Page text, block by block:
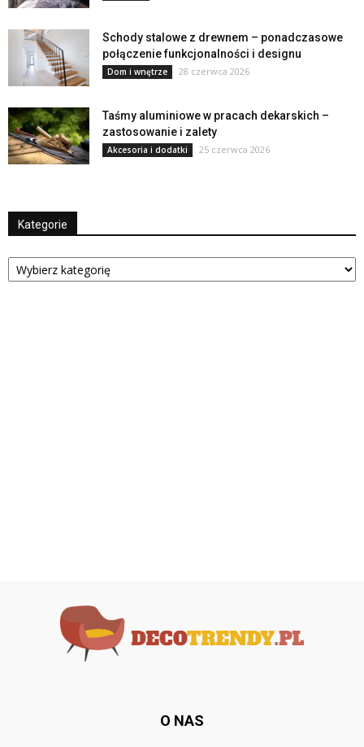
Schody stalowe z drewnem – ponadczasowe
połączenie funkcjonalności i designu
Dom i wnętrze 28 czerwca 2026
Taśmy aluminiowe w pracach dekarskich –
zastosowanie i zalety
Akcesoria i dodatki 25 czerwca 2026
Kategorie
Kategorie
O NAS